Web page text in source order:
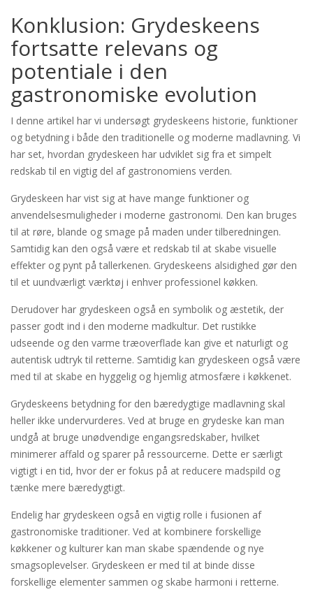
Konklusion: Grydeskeens
fortsatte relevans og
potentiale i den
gastronomiske evolution
I denne artikel har vi undersøgt grydeskeens historie, funktioner
og betydning i både den traditionelle og moderne madlavning. Vi
har set, hvordan grydeskeen har udviklet sig fra et simpelt
redskab til en vigtig del af gastronomiens verden.
Grydeskeen har vist sig at have mange funktioner og
anvendelsesmuligheder i moderne gastronomi. Den kan bruges
til at røre, blande og smage på maden under tilberedningen.
Samtidig kan den også være et redskab til at skabe visuelle
effekter og pynt på tallerkenen. Grydeskeens alsidighed gør den
til et uundværligt værktøj i enhver professionel køkken.
Derudover har grydeskeen også en symbolik og æstetik, der
passer godt ind i den moderne madkultur. Det rustikke
udseende og den varme træoverflade kan give et naturligt og
autentisk udtryk til retterne. Samtidig kan grydeskeen også være
med til at skabe en hyggelig og hjemlig atmosfære i køkkenet.
Grydeskeens betydning for den bæredygtige madlavning skal
heller ikke undervurderes. Ved at bruge en grydeske kan man
undgå at bruge unødvendige engangsredskaber, hvilket
minimerer affald og sparer på ressourcerne. Dette er særligt
vigtigt i en tid, hvor der er fokus på at reducere madspild og
tænke mere bæredygtigt.
Endelig har grydeskeen også en vigtig rolle i fusionen af
gastronomiske traditioner. Ved at kombinere forskellige
køkkener og kulturer kan man skabe spændende og nye
smagsoplevelser. Grydeskeen er med til at binde disse
forskellige elementer sammen og skabe harmoni i retterne.